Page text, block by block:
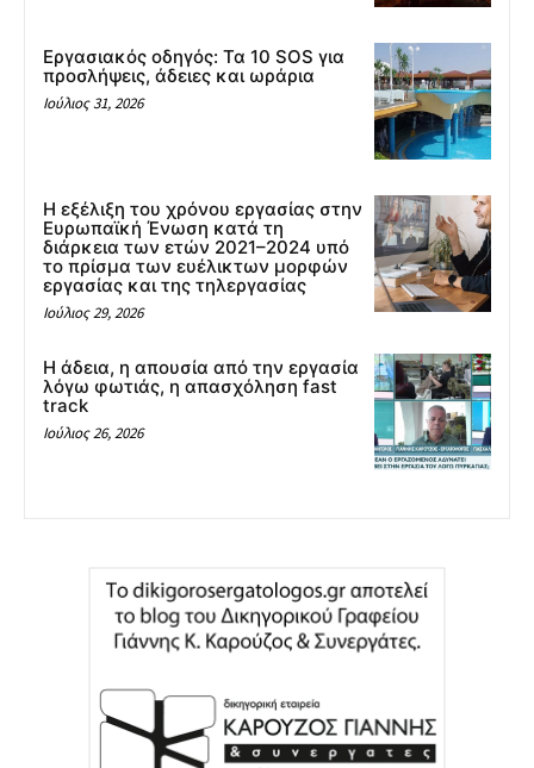
Εργασιακός οδηγός: Τα 10 SOS για
προσλήψεις, άδειες και ωράρια
Ιούλιος 31, 2026
Η εξέλιξη του χρόνου εργασίας στην
Ευρωπαϊκή Ένωση κατά τη
διάρκεια των ετών 2021–2024 υπό
το πρίσμα των ευέλικτων μορφών
εργασίας και της τηλεργασίας
Ιούλιος 29, 2026
Η άδεια, η απουσία από την εργασία
λόγω φωτιάς, η απασχόληση fast
track
Ιούλιος 26, 2026